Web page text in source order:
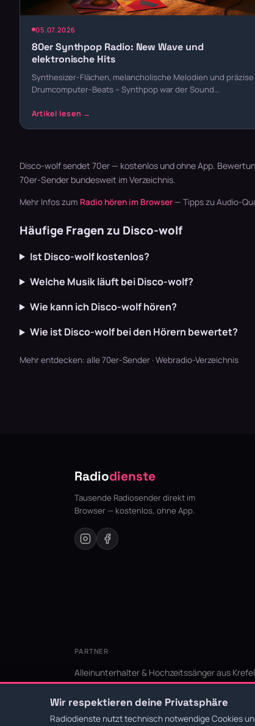
05.07.2026
80er Synthpop Radio: New Wave und
elektronische Hits
Synthesizer-Flächen, melancholische Melodien und präzise
Drumcomputer-Beats – Synthpop war der Sound…
Disco-wolf sendet 70er — kostenlos und ohne App.
70er-Sender bundesweit im Verzeichnis.
Mehr Infos zum Radio hören im Browser — Tipps zu Audio-
Häufige Fragen zu Disco-wolf
Ist Disco-wolf kostenlos?
Welche Musik läuft bei Disco-wolf?
Wie kann ich Disco-wolf hören?
Wie ist Disco-wolf bei den Hörern bewertet?
Mehr entdecken: alle 70er-Sender · Webradio-Verzeichnis
Radiodienste
Tausende Radiosender direkt im
Browser — kostenlos, ohne App.
PARTNER
Alleinunterhalter & Hochzeitssänger aus
KI Niederrhein - Agentur aus Krefeld für den
Wir respektieren deine Privatsphäre
Radiodienste nutzt technisch notwendige Cookies